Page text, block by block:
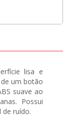
lisa e
um botão
suave ao
Possui
ruído.